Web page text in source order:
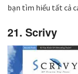
bạn tìm hiểu tất cả
21. Scrivy